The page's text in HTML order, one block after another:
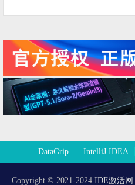
DataGrip IntelliJ IDEA
Copyright © 2021-2024 IDE激活网